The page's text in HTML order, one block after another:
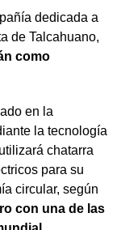
dedicada a
de Talcahuano,
como
en la
la tecnología
chatarra
para su
circular, según
con una de las